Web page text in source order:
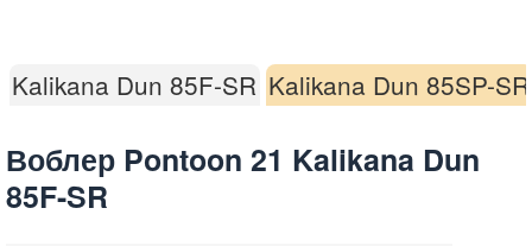
Kalikana Dun 85F-SR Kalikana Dun 85SP-SR
Воблер Pontoon 21 Kalikana Dun
85F-SR